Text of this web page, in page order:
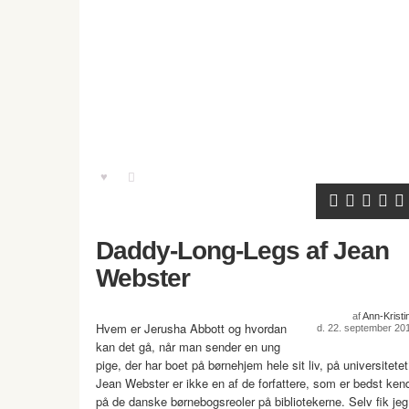
Daddy-Long-Legs af Jean
Webster
afAnn-
d. 22. september
Hvem er Jerusha Abbott og hvordan
kan det gå, når man sender en ung
pige, der har boet på børnehjem hele sit liv, på
Jean Webster er ikke en af de forfattere, som er bedst
på de danske børnebogsreoler på bibliotekerne. Selv fik jeg